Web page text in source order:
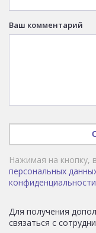
Ваш комментарий
Нажимая на кнопку,
персональных
конфиденциальности
Для получения
связаться с